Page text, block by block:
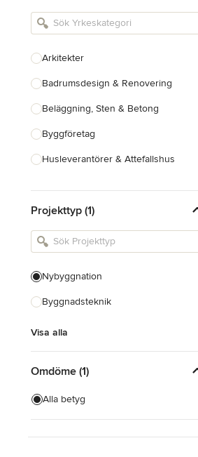
Arkitekter
Badrumsdesign & Renovering
Beläggning, Sten & Betong
Byggföretag
Husleverantörer & Attefallshus
Inredningsarkitekter & Inredare
Kakel, Sten & Bänkskivor
Landskapsarkitekter &
Trädgårdsdesigner
Visa alla
Projekttyp (1)
Nybyggnation
Byggnadsteknik
Visa alla
Omdöme (1)
Alla betyg